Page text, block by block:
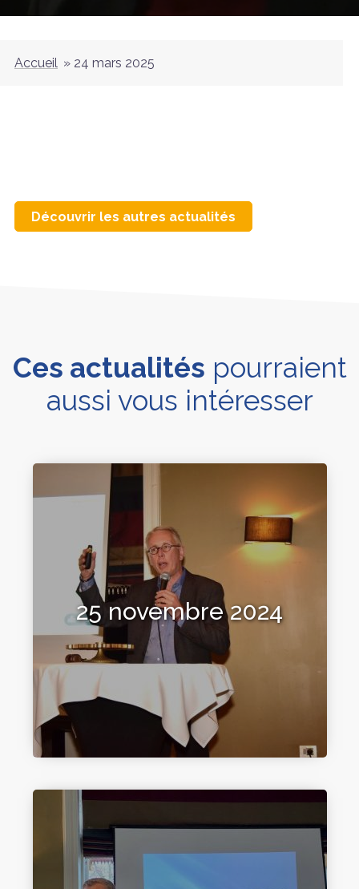
Accueil » 24 mars 2025
Découvrir les autres actualités
Ces actualités pourraient
aussi vous intéresser
25 novembre 2024